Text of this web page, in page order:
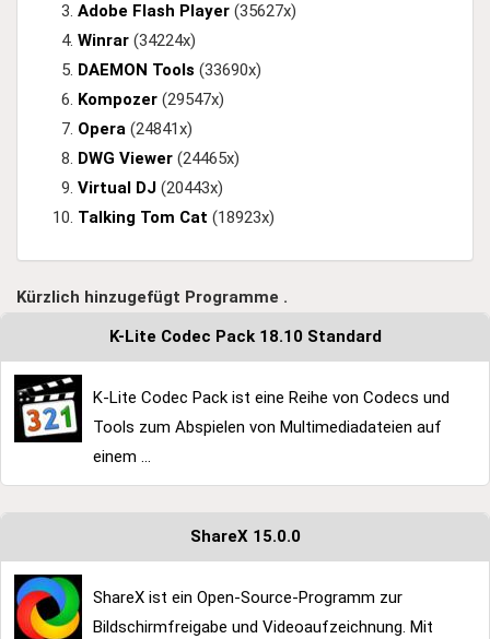
Adobe Flash Player (35627x)
Winrar (34224x)
DAEMON Tools (33690x)
Kompozer (29547x)
Opera (24841x)
DWG Viewer (24465x)
Virtual DJ (20443x)
Talking Tom Cat (18923x)
Kürzlich hinzugefügt Programme .
K-Lite Codec Pack 18.10 Standard
K-Lite Codec Pack ist eine Reihe von Codecs und
Tools zum Abspielen von Multimediadateien auf
einem ...
ShareX 15.0.0
ShareX ist ein Open-Source-Programm zur
Bildschirmfreigabe und Videoaufzeichnung. Mit